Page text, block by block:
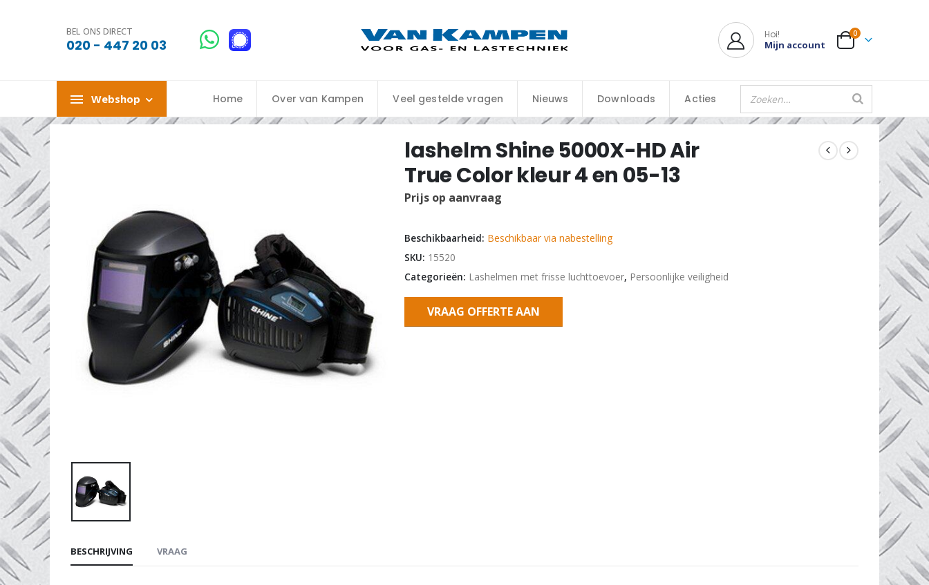
BEL ONS DIRECT
020 - 447 20 03
Hoi!
Mijn account
0
Webshop Home Over van Kampen Veel gestelde vragen Nieuws Downloads Acties
lashelm Shine 5000X-HD Air
True Color kleur 4 en 05-13
Prijs op aanvraag
Beschikbaarheid: Beschikbaar via nabestelling
SKU: 15520
Categorieën: Lashelmen met frisse luchttoevoer, Persoonlijke veiligheid
VRAAG OFFERTE AAN
BESCHRIJVING VRAAG